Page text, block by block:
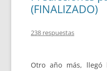
(FINALIZADO)
238 respuestas
Otro año más, llegó